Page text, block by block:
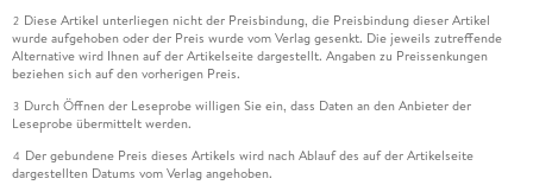
2 Diese Artikel unterliegen nicht der Preisbindung, die Preisbindung dieser Artikel
wurde aufgehoben oder der Preis wurde vom Verlag gesenkt. Die jeweils zutreffende
Alternative wird Ihnen auf der Artikelseite dargestellt. Angaben zu Preissenkungen
beziehen sich auf den vorherigen Preis.
3 Durch Öffnen der Leseprobe willigen Sie ein, dass Daten an den Anbieter der
Leseprobe übermittelt werden.
4 Der gebundene Preis dieses Artikels wird nach Ablauf des auf der Artikelseite
dargestellten Datums vom Verlag angehoben.